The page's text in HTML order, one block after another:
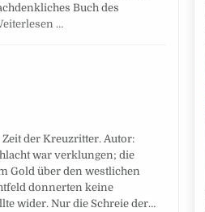
Buch des
…
der Kreuzritter. Autor:
war verklungen; die
Gold über den westlichen
donnerten keine
wider. Nur die Schreie der…